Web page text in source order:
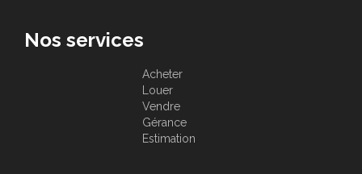
Nos services
Acheter
Louer
Vendre
Gérance
Estimation